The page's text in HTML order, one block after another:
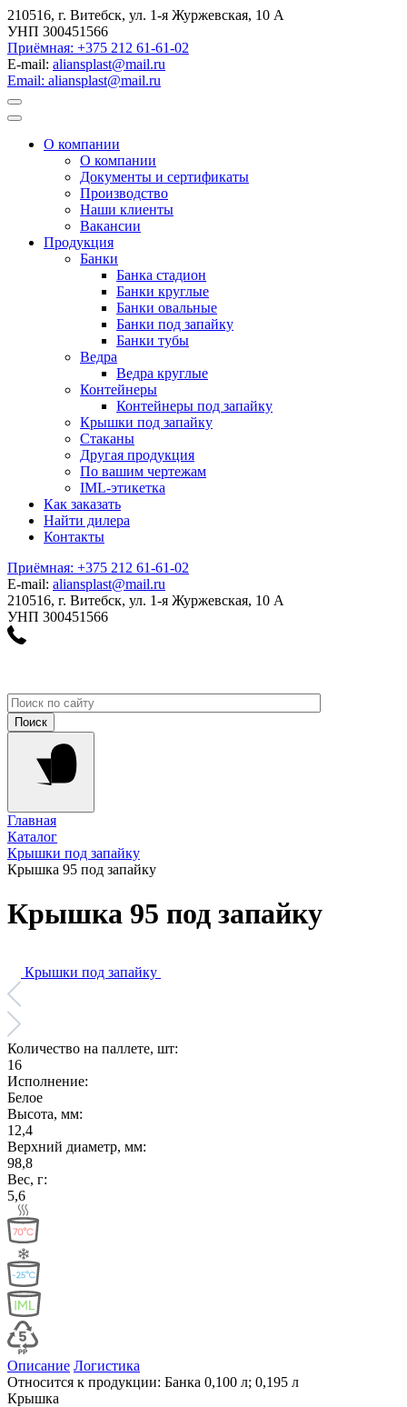
210516, г. Витебск, ул. 1-я Журжевская, 10 А
УНП 300451566
Приёмная: +375 212 61-61-02
E-mail: aliansplast@mail.ru
Email: aliansplast@mail.ru
О компании
О компании
Документы и сертификаты
Производство
Наши клиенты
Вакансии
Продукция
Банки
Банка стадион
Банки круглые
Банки овальные
Банки под запайку
Банки тубы
Ведра
Ведра круглые
Контейнеры
Контейнеры под запайку
Крышки под запайку
Стаканы
Другая продукция
По вашим чертежам
IML-этикетка
Как заказать
Найти дилера
Контакты
Приёмная: +375 212 61-61-02
E-mail: aliansplast@mail.ru
210516, г. Витебск, ул. 1-я Журжевская, 10 А
УНП 300451566
Главная
Каталог
Крышки под запайку
Крышка 95 под запайку
Крышка 95 под запайку
Крышки под запайку
Количество на паллете, шт:
16
Исполнение:
Белое
Высота, мм:
12,4
Верхний диаметр, мм:
98,8
Вес, г:
5,6
Описание Логистика
Относится к продукции: Банка 0,100 л; 0,195 л
Крышка